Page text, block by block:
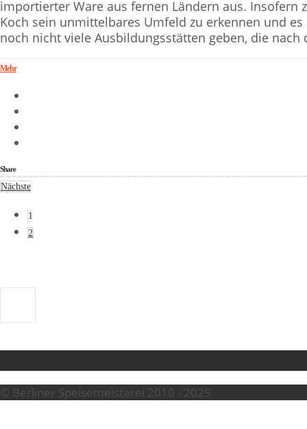
importierter Ware aus fernen Ländern aus. Insofern
Koch sein unmittelbares Umfeld zu erkennen und
noch nicht viele Ausbildungsstätten geben, die nach
Mehr
Share
Nächste
1
2
© Berliner Speisemeisterei 2010 - 2025